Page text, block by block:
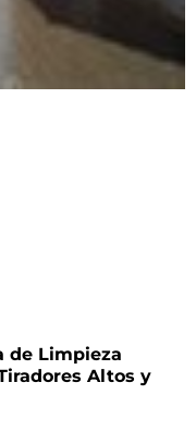
de Limpieza
Altos y